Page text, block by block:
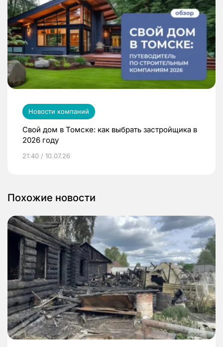
Новости компаний
Свой дом в Томске: как выбрать застройщика в
2026 году
21:40 / 10.07.26
Похожие новости